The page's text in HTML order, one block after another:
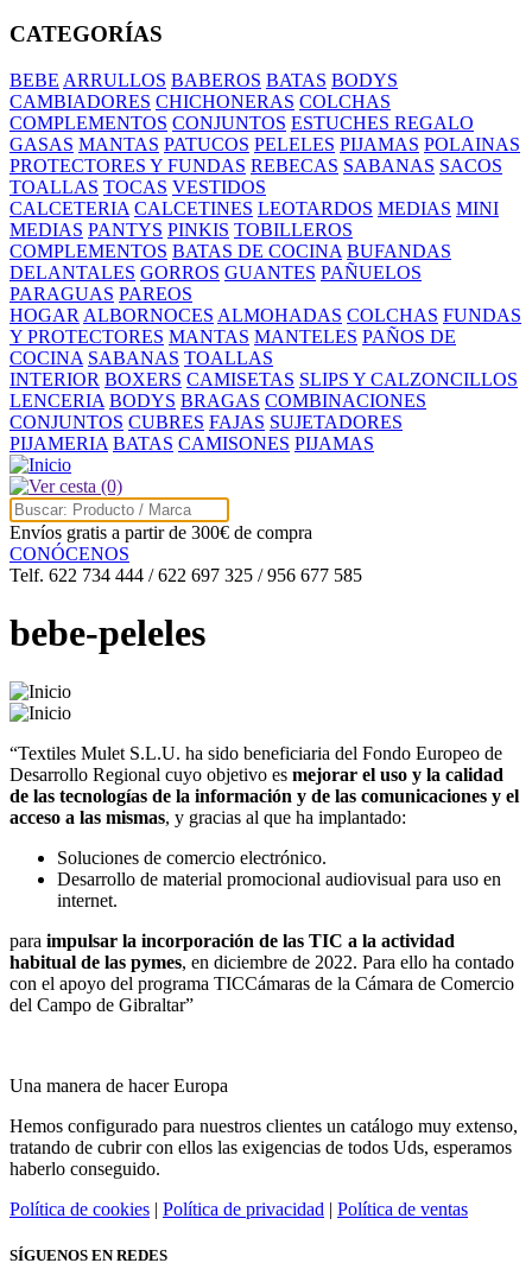
CATEGORÍAS
BEBE ARRULLOS BABEROS BATAS BODYS
CAMBIADORES CHICHONERAS COLCHAS
COMPLEMENTOS CONJUNTOS ESTUCHES REGALO
GASAS MANTAS PATUCOS PELELES PIJAMAS POLAINAS
PROTECTORES Y FUNDAS REBECAS SABANAS SACOS
TOALLAS TOCAS VESTIDOS
CALCETERIA CALCETINES LEOTARDOS MEDIAS MINI
MEDIAS PANTYS PINKIS TOBILLEROS
COMPLEMENTOS BATAS DE COCINA BUFANDAS
DELANTALES GORROS GUANTES PAÑUELOS
PARAGUAS PAREOS
HOGAR ALBORNOCES ALMOHADAS COLCHAS FUNDAS
Y PROTECTORES MANTAS MANTELES PAÑOS DE
COCINA SABANAS TOALLAS
INTERIOR BOXERS CAMISETAS SLIPS Y CALZONCILLOS
LENCERIA BODYS BRAGAS COMBINACIONES
CONJUNTOS CUBRES FAJAS SUJETADORES
PIJAMERIA BATAS CAMISONES PIJAMAS
(0)
Envíos gratis a partir de 300€ de compra
CONÓCENOS
Telf. 622 734 444 / 622 697 325 / 956 677 585
bebe-peleles
“Textiles Mulet S.L.U. ha sido beneficiaria del Fondo Europeo de
Desarrollo Regional cuyo objetivo es mejorar el uso y la calidad
de las tecnologías de la información y de las comunicaciones y el
acceso a las mismas, y gracias al que ha implantado:
Soluciones de comercio electrónico.
Desarrollo de material promocional audiovisual para uso en
internet.
para impulsar la incorporación de las TIC a la actividad
habitual de las pymes, en diciembre de 2022. Para ello ha contado
con el apoyo del programa TICCámaras de la Cámara de Comercio
del Campo de Gibraltar”
Una manera de hacer Europa
Hemos configurado para nuestros clientes un catálogo muy extenso,
tratando de cubrir con ellos las exigencias de todos Uds, esperamos
haberlo conseguido.
Política de cookies | Política de privacidad | Política de ventas
SÍGUENOS EN REDES